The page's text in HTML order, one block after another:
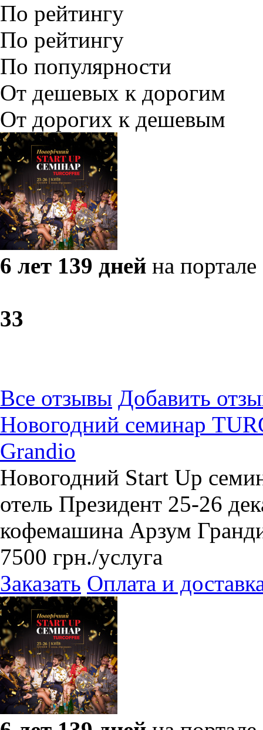
По рейтингу
По рейтингу
По популярности
От дешевых к дорогим
От дорогих к дешевым
6 лет 139 дней на портале
33
Все отзывы Добавить
Новогодний семинар
Grandio
Новогодний Start Up
отель Президент 25-26
кофемашина Арзум
7500 грн./услуга
Заказать Оплата и